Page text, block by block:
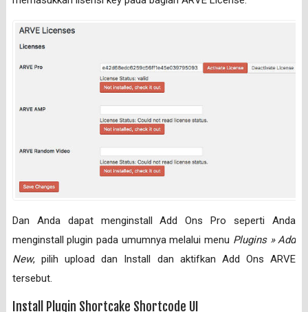
Dan Anda dapat menginstall Add Ons Pro seperti Anda
menginstall plugin pada umumnya melalui menu Plugins » Add
New, pilih upload dan Install dan aktifkan Add Ons ARVE
tersebut.
Install Plugin Shortcake Shortcode UI